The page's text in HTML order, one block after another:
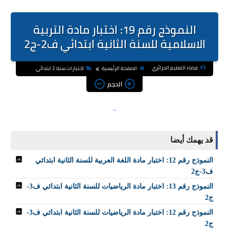
النموذج رقم 19: اختبار مادة التربية
الاسلامية للسنة الثانية ابتدائي ف2-ج2
فضاء التعليم الجزائري الصفحة الرئيسية اختبارات سنة 2 ابتدائي
الحجم
قد يهمك أيضا
النموذج رقم 12: اختبار مادة اللغة العربية للسنة الثانية ابتدائي
ف3-ج2
النموذج رقم 13: اختبار مادة الرياضيات للسنة الثانية ابتدائي ف3-
ج2
النموذج رقم 12: اختبار مادة الرياضيات للسنة الثانية ابتدائي ف3-
ج2